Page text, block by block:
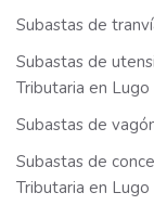
Subastas de
Subastas de
Tributaria en Lugo
Subastas de
Subastas de
Tributaria en Lugo